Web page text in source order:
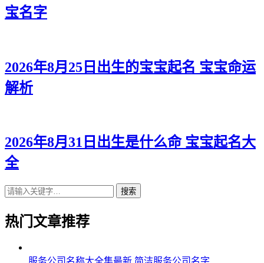
宝名字
2026年8月25日出生的宝宝起名 宝宝命运
解析
2026年8月31日出生是什么命 宝宝起名大
全
搜索
热门文章推荐